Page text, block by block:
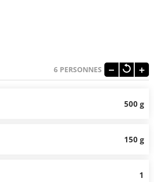
6 PERSONNES
500 g
150 g
1